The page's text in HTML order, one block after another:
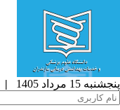
15 مرداد 1405 |